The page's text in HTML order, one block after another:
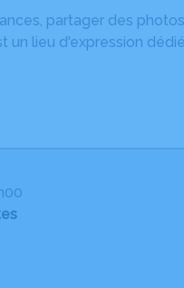
partager des
lieu d'expression